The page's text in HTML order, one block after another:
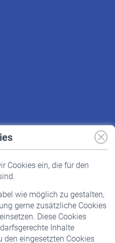
Cookies ein, die für den
wie möglich zu gestalten,
gerne zusätzliche Cookies
Diese Cookies
Inhalte
eingesetzten Cookies